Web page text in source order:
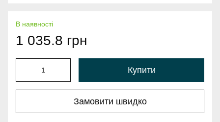
В наявності
1 035.8 грн
Купити
Замовити швидко